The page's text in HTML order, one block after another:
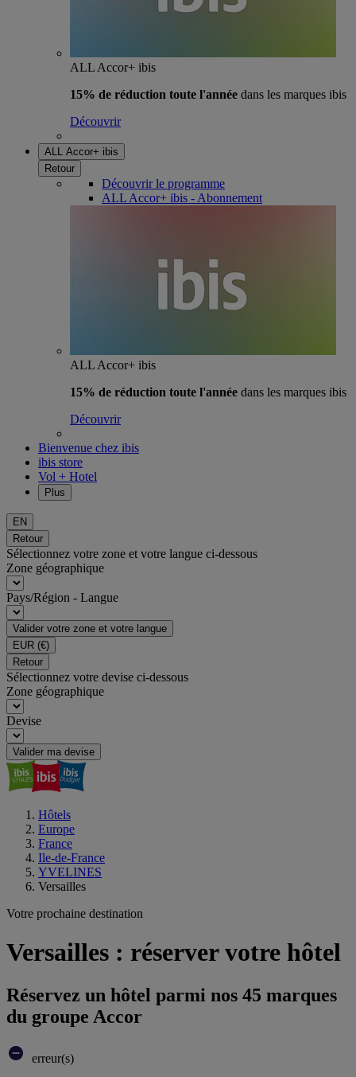
ALL Accor+ ibis
15% de réduction toute l'année dans les marques ibis
Découvrir
ALL Accor+ ibis
Retour
Découvrir le programme
ALL Accor+ ibis - Abonnement
ALL Accor+ ibis
15% de réduction toute l'année dans les marques ibis
Découvrir
Bienvenue chez ibis
ibis store
Vol + Hotel
Plus
EN
Retour
Sélectionnez votre zone et votre langue ci-dessous
Zone géographique
Pays/Région - Langue
Valider votre zone et votre langue
EUR (€)
Retour
Sélectionnez votre devise ci-dessous
Zone géographique
Devise
Valider ma devise
Hôtels
Europe
France
Ile-de-France
YVELINES
Versailles
Votre prochaine destination
Versailles : réserver votre hôtel
Réservez un hôtel parmi nos 45 marques
du groupe Accor
erreur(s)